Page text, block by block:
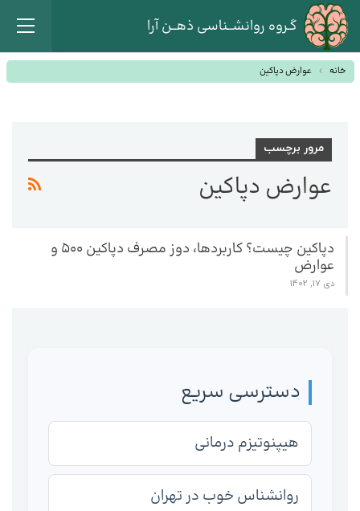
گـروه روانشــناسی ذهــن آرا
خانه عوارض دپاکین
مرور برچسب
عوارض دپاکین
دپاکین چیست؟ کاربردها، دوز مصرف دپاکین ۵۰۰ و
عوارض
دی 17, 1402
دسترسی سریع
هیپنوتیزم درمانی
روانشناس خوب در تهران